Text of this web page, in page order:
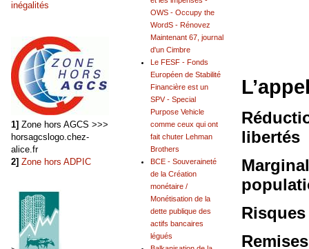
libertés
OWS - Occupy the
WordS - Rénovez
Maintenant 67, journal
d'un Cimbre
Le FESF - Fonds
Européen de Stabilité
Financière est un
SPV - Special
Purpose Vehicle
comme ceux qui ont
fait chuter Lehman
Brothers
BCE - Souveraineté
de la Création
monétaire /
Monétisation de la
dette publique des
actifs bancaires
légués
inégalités
1] Zone hors AGCS >>>
horsagcslogo.chez-
alice.fr
2] Zone hors ADPIC